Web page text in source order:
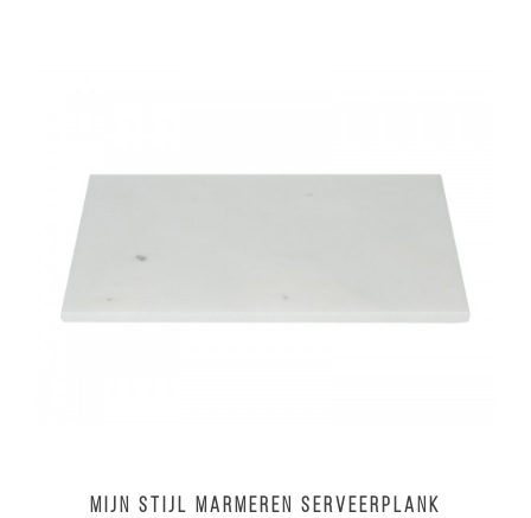
MIJN STIJL Marmeren serveerplank